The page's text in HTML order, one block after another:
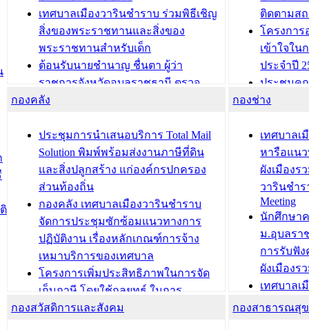
เทศบาลเมืองวารินชำราบ ร่วมพิธีเชิญ
สิ่งของพระราชทานและสิ่งของ
พระราชทานสำหรับเด็ก
ต้อนรับนายชำนาญ ชื่นตา ผู้ว่า
ราชการจังหวัดอุบลราชธานี ตรวจ
ความเรียบร้อยของสถานที่ในการเตรี
องคมนตรี
สำนักทะเบียนท้องถิ่นเทศบาลเมือง
วารินชำราบ ดำเนินการมอบทะเบียน
บ้าน ทร.14 และบัตรประจำตัว
ประชาชนบุคคลประเภท 8 แก่บุคคลที่
ได้รับการเพิ่มชื่อในทะเบียนบ้าน
(ท.ร.14) กรณีคนไม่มีสัญชาติไทยได้รับ
อนุญาตให้มีถิ่นที่อยู่
ประชุมคณะกรรมการประเมินผลการ
ควบคุมภายในของ สำนัก/กอง/
โรงเรียน/ศูนย์พัฒนาเด็กเล็ก/สถานธนา
ติดตามส
โครงกา
เข้าใจใน
ประจำปี
ประชุมค
ความเสี่ย
ประชุมที
ชีวา สร้า
ขับเคลื่อน
“เมืองแห่
บทความ อื่นๆ ...
กองคลัง
ประชุมการนำเสนอบริการ Total Mail
Solution พิมพ์พร้อมส่งงานภาษีที่ดิน
และสิ่งปลูกสร้าง แก่องค์กรปกครอง
ส่วนท้องถิ่น
กองคลัง เทศบาลเมืองวารินชำราบ
จัดการประชุมซักซ้อมแนวทางการ
ปฏิบัติงาน เรื่องหลักเกณฑ์การจ้าง
เหมาบริการของเทศบาล
โครงการเพิ่มประสิทธิภาพในการจัด
เก็บภาษี โดยใช้กลยุทธ์ ในการ
พัฒนาการจัดเก็บรายได้ ประจำปี พ.ศ.
กองช่าง
เทศบาลเ
หารือแน
ผังเมืองร
วารินชำร
Meeting
นักศึกษา
ม.อุบลรา
การรับฟั
ผังเมืองร
เทศบาลเ
โครงการ
กองสวัสดิการและสังคม กองสาธารณสุ